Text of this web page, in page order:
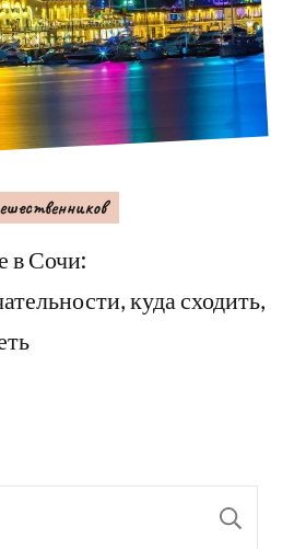
в Сочи:
куда сходить,